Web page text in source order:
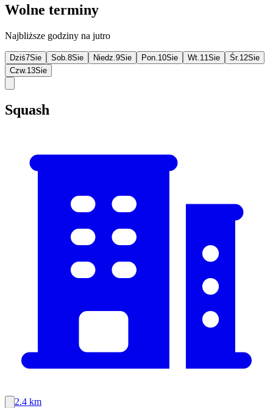
Wolne terminy
Najbliższe godziny na jutro
Dziś7Sie Sob. 8Sie Niedz. 9Sie Pon. 10Sie Wt. 11Sie Śr. 12Sie
Czw. 13Sie
Squash
2.4 km